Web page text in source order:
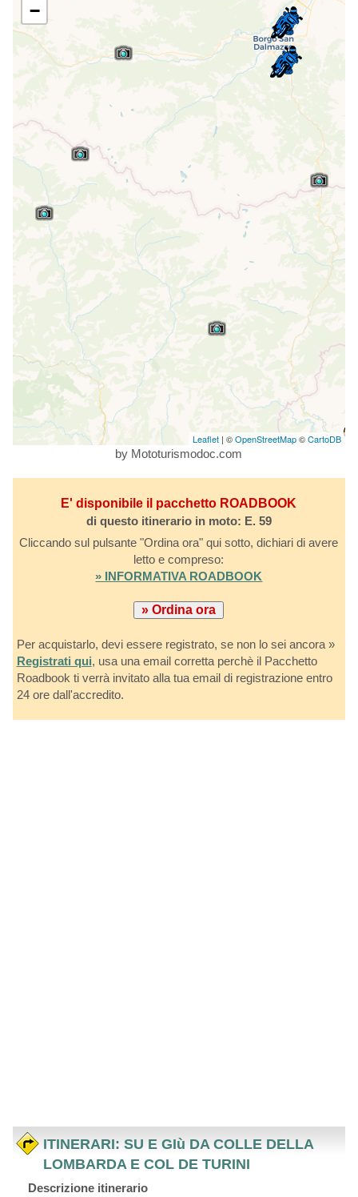
−
Leaflet | ©OpenStreetMap©CartoDB
by Mototurismodoc.com
E' disponibile il pacchetto ROADBOOK
di questo itinerario in moto: E. 59
Cliccando sul pulsante "Ordina ora" qui sotto, dichiari di avere
letto e compreso:
» INFORMATIVA ROADBOOK
Per acquistarlo, devi essere registrato, se non lo sei ancora »
Registrati qui, usa una email corretta perchè il Pacchetto
Roadbook ti verrà invitato alla tua email di registrazione entro
24 ore dall'accredito.
ITINERARI: SU E GIù DA COLLE DELLA
LOMBARDA E COL DE TURINI
Descrizione itinerario